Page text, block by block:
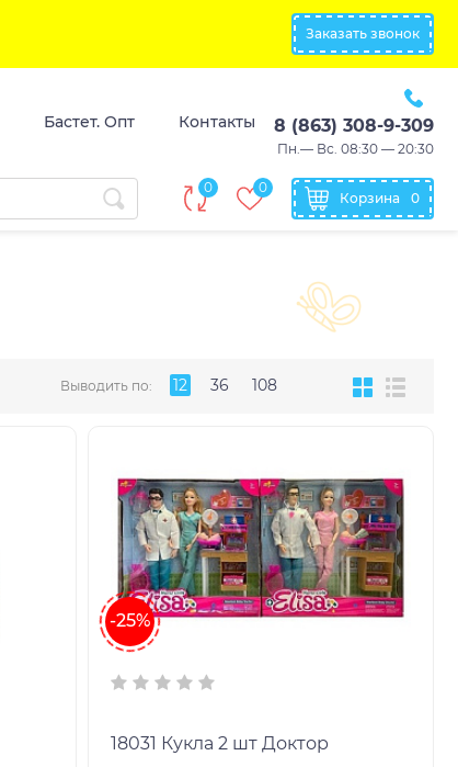
Заказать звонок
Бастет. Опт Контакты 8 (863) 308-9-309
Пн.— Вс. 08:30 — 20:30
0 0
Корзина 0
Выводить по: 12 36 108
-25%
18031 Кукла 2 шт Доктор